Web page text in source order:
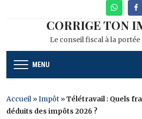
WhatsApp
CORRIGE TON
Le conseil fiscal à la portée
MENU
Accueil »Impôt »Télétravail : Quels
déduits des impôts 2026 ?